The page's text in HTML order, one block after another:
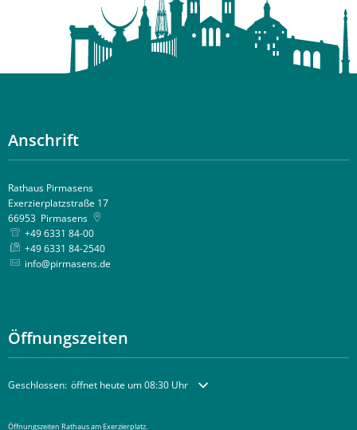
Anschrift
Rathaus Pirmasens
Exerzierplatzstraße 17
66953 Pirmasens
+49 6331 84-00
+49 6331 84-2540
info@pirmasens.de
Öffnungszeiten
Klicken, um weitere Öffnungs- oder Schließzeiten auszublenden
Geschlossen: öffnet heute um 08:30 Uhr
Öffnungszeiten Rathaus am Exerzierplatz.